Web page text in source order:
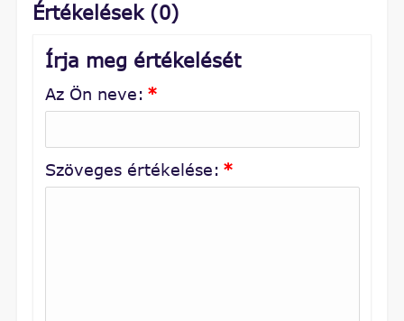
Értékelések (0)
Írja meg értékelését
Az Ön neve: *
Szöveges értékelése: *